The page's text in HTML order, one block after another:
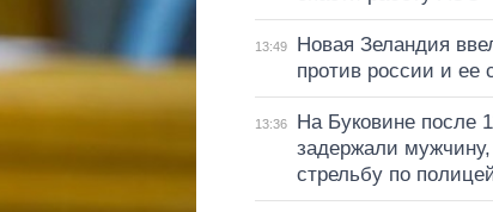
13:49
Новая Зеландия
против россии и ее
13:36
На Буковине после
задержали
стрельбу по